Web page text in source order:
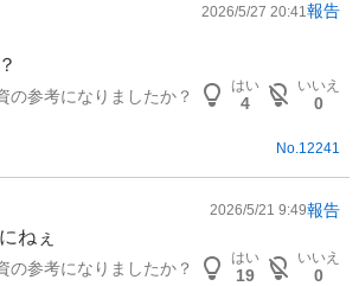
2026/5/27 20:41 報告
の参考になりましたか？
はい
4
いいえ
0
No.12241
2026/5/21 9:49報告
ねぇ
の参考になりましたか？
はい
19
いいえ
0